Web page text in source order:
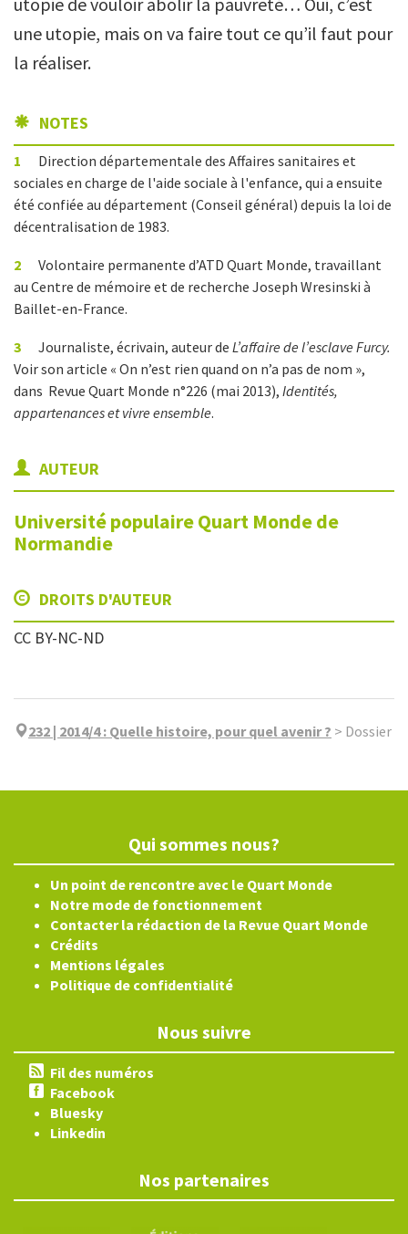
une utopie, mais on va faire tout ce qu’il faut pour
la réaliser.
NOTES
1
Direction départementale des Affaires sanitaires et
sociales en charge de l'aide sociale à l'enfance, qui a ensuite
été confiée au département (Conseil général) depuis la loi de
décentralisation de 1983.
2
Volontaire permanente d’ATD Quart Monde, travaillant
au Centre de mémoire et de recherche Joseph Wresinski à
Baillet-en-France.
3 Journaliste, écrivain, auteur de L’affaire de l’esclave Furcy.
Voir son article « On n’est rien quand on n’a pas de nom »,
dans Revue Quart Monde n°226 (mai 2013), Identités,
appartenances et vivre ensemble.
AUTEUR
Université populaire Quart Monde de
Normandie
DROITS D'AUTEUR
CC BY-NC-ND
232 | 2014/4: Quelle histoire, pour quel avenir ? > Dossier
Qui sommes nous?
Un point de rencontre avec le Quart Monde
Notre mode de fonctionnement
Contacter la rédaction de la Revue Quart Monde
Crédits
Mentions légales
Politique de confidentialité
Nous suivre
Fil des numéros
Facebook
Bluesky
Linkedin
Nos partenaires